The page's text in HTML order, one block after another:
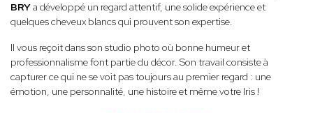
BRYa développé un regard attentif, une solide expérience et
quelques cheveux blancs qui prouvent son expertise.
Il vous reçoit dans son studio photo où bonne humeur et
professionnalisme font partie du décor. Son travail consiste à
capturer ce qui ne se voit pas toujours au premier regard : une
émotion, une personnalité, une histoire et même votre Iris !